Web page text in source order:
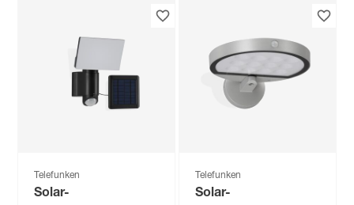
Telefunken
Solar-
Telefunken
Solar-